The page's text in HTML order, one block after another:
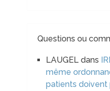
Questions ou
LAUGELdans
même
patients doivent